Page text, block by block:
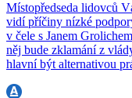
Místopředseda lidovců
vidí příčiny nízké
v čele s Janem
něj bude zklamání z
hlavní být alternativou